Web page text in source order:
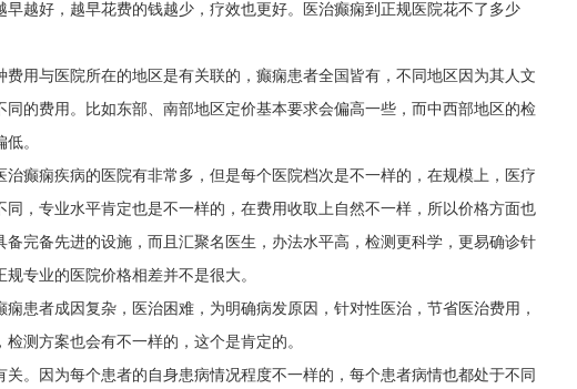
越好，越早花费的钱越少，疗效也更好。医治癫痫到正规医院花不了多少
用与医院所在的地区是有关联的，癫痫患者全国皆有，不同地区因为其人文
的费用。比如东部、南部地区定价基本要求会偏高一些，而中西部地区的检
。
癫痫疾病的医院有非常多，但是每个医院档次是不一样的，在规模上，医疗
，专业水平肯定也是不一样的，在费用收取上自然不一样，所以价格方面也
完备先进的设施，而且汇聚名医生，办法水平高，检测更科学，更易确诊针
专业的医院价格相差并不是很大。
患者成因复杂，医治困难，为明确病发原因，针对性医治，节省医治费用，
测方案也会有不一样的，这个是肯定的。
。因为每个患者的自身患病情况程度不一样的，每个患者病情也都处于不同